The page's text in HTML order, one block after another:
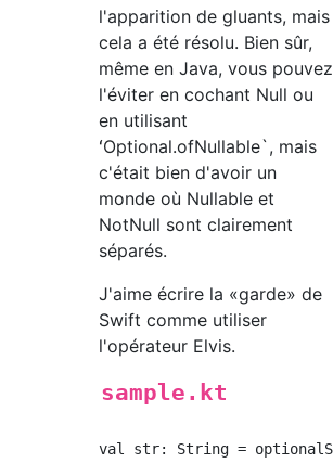
l'apparition de gluants, mais
cela a été résolu. Bien sûr,
même en Java, vous pouvez
l'éviter en cochant Null ou
en utilisant
ʻOptional.ofNullable`, mais
c'était bien d'avoir un
monde où Nullable et
NotNull sont clairement
séparés.
J'aime écrire la «garde» de
Swift comme utiliser
l'opérateur Elvis.
sample.kt